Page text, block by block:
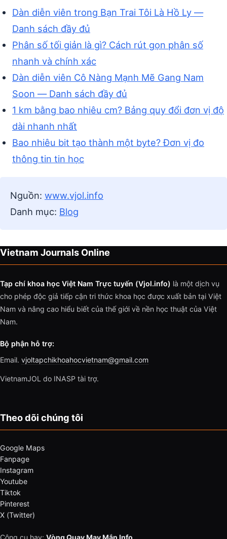
Dàn diễn viên trong Bạn Trai Tôi Là Hồ Ly —
Danh sách đầy đủ
Phân số tối giản là gì? Cách rút gọn phân số
nhanh và chính xác
Dàn diễn viên Cô Nàng Mạnh Mẽ Gang Nam
Soon — Danh sách đầy đủ
1 km bằng bao nhiêu cm? Bảng quy đổi đơn vị độ
dài nhanh nhất
Bao nhiêu bit tạo thành một byte? Đơn vị đo
thông tin tin học
Nguồn: www.vjol.info
Danh mục: Blog
Vietnam Journals Online
Tạp chí khoa học Việt Nam Trực tuyến (Vjol.info) là một dịch vụ
cho phép độc giả tiếp cận tri thức khoa học được xuất bản tại Việt
Nam và nâng cao hiểu biết của thế giới về nền học thuật của Việt
Nam.
Bộ phận hỗ trợ:
Email. vjoltapchikhoahocvietnam@gmail.com
VietnamJOL do INASP tài trợ.
Theo dõi chúng tôi
Google Maps
Fanpage
Instagram
Youtube
Tiktok
Pinterest
X (Twitter)
Công cụ hay: Vòng Quay May Mắn Info